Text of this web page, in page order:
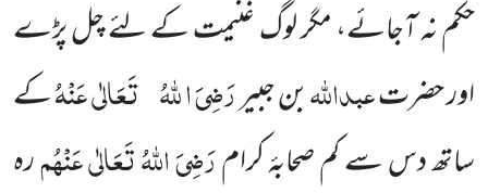
حکم نہ آجائے، مگر لوگ غنیمت کے لئے چل پڑے
اور حضرتعبداللہبن جبیررَضِیَ ا للہُ تَعَالٰی عَنْہُکے
ساتھ دس سے کم صحابۂ کرامرَضِیَ اللہُ تَعَالٰی عَنْہُمرہ